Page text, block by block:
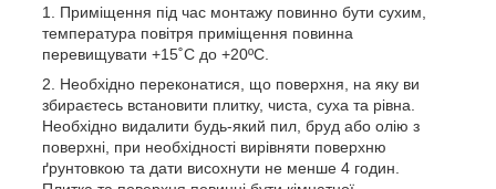
Приміщення під час монтажу повинно бути сухим,
температура повітря приміщення повинна
перевищувати +15˚С до +20ºС.
Необхідно переконатися, що поверхня, на яку ви
збираєтесь встановити плитку, чиста, суха та рівна.
Необхідно видалити будь-який пил, бруд або олію з
поверхні, при необхідності вирівняти поверхню
ґрунтовкою та дати висохнути не менше 4 годин.